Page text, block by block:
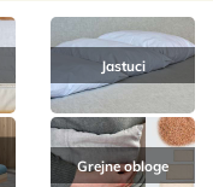
Jastuci
Grejne obloge